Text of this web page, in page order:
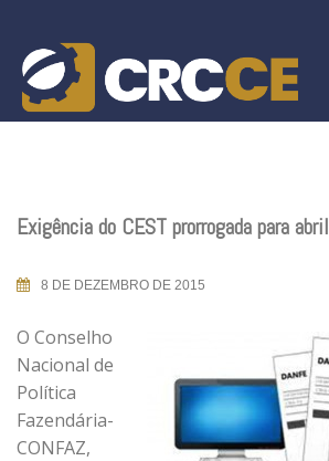
content
Exigência do CEST prorrogada para abril
8 DE DEZEMBRO DE 2015
O Conselho
Nacional de
Política
Fazendária-
CONFAZ,